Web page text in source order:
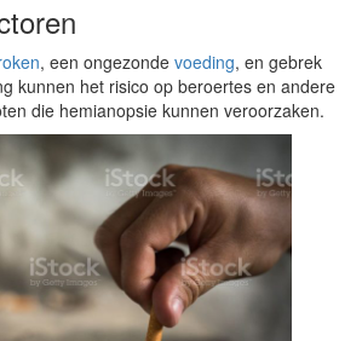
, een ongezonde voeding, en gebrek
kunnen het risico op beroertes en andere
die hemianopsie kunnen veroorzaken.